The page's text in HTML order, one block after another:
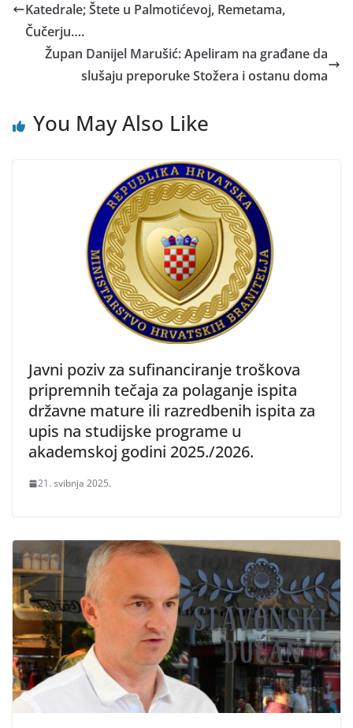
Katedrale; Štete u Palmotićevoj, Remetama,
Čučerju….
Župan Danijel Marušić: Apeliram na građane da
slušaju preporuke Stožera i ostanu doma
You May Also Like
Javni poziv za sufinanciranje troškova
pripremnih tečaja za polaganje ispita
državne mature ili razredbenih ispita za
upis na studijske programe u
akademskoj godini 2025./2026.
21. svibnja 2025.